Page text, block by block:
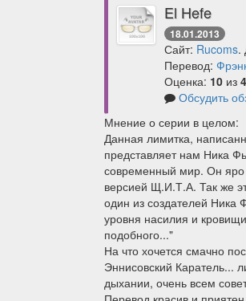
El Hefe
18.01.2013
Сайт: Rucoms.
Перевод:
Оценка: 10 из
Обсудить
Мнение о серии в целом:
Данная лимитка,
представляет нам Ника
современный мир. Он яро
версией Щ.И.Т.А. Так же
один из создателей Ника
уровня насилия и
подобного..."
На что хочется смачно
Эннисовский Каратель...
дыхании, очень всем